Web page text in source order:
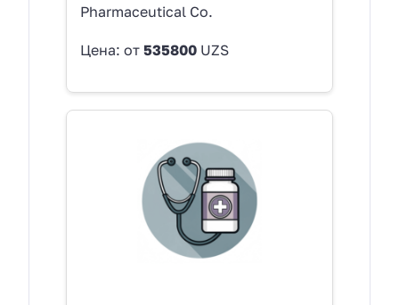
Pharmaceutical Co.
Цена: от 535800 UZS